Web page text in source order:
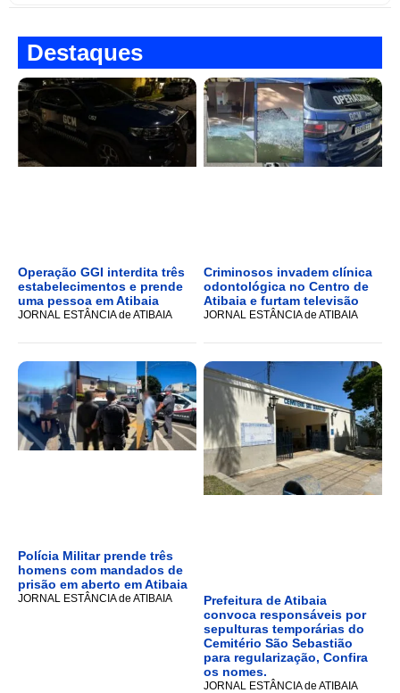
Destaques
Operação GGI interdita três
estabelecimentos e prende
uma pessoa em Atibaia
JORNAL ESTÂNCIA de ATIBAIA
Criminosos invadem clínica
odontológica no Centro de
Atibaia e furtam televisão
JORNAL ESTÂNCIA de ATIBAIA
Polícia Militar prende três
homens com mandados de
prisão em aberto em Atibaia
JORNAL ESTÂNCIA de ATIBAIA
Prefeitura de Atibaia
convoca responsáveis por
sepulturas temporárias do
Cemitério São Sebastião
para regularização, Confira
os nomes.
JORNAL ESTÂNCIA de ATIBAIA